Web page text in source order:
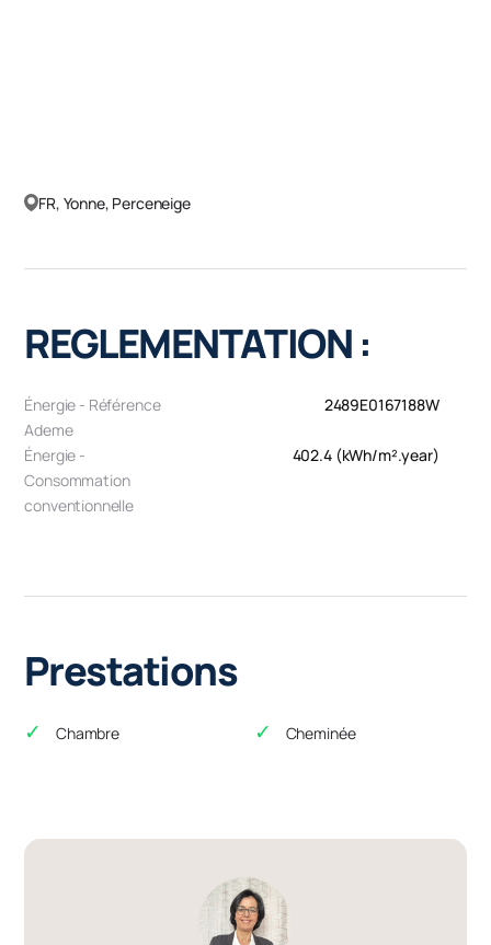
FR, Yonne, Perceneige
REGLEMENTATION :
Énergie - Référence
Ademe
2489E0167188W
Énergie -
Consommation
conventionnelle
402.4 (kWh/m².year)
Prestations
Chambre Cheminée